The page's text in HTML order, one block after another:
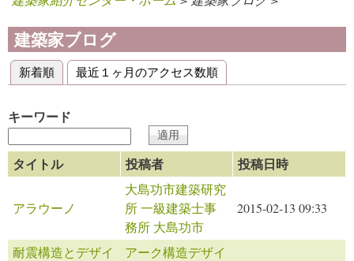
建築家ブログ
プライマリータブ
新着順 (アクティブなタブ)
最近１ヶ月のアクセス数順
キーワード
タイトル 投稿者 投稿日時
アラウーノ
大島功市建築研究
所 一級建築士事
務所 大島功市
2015-02-13 09:33
耐震構造とデザイ
アーク構造デザイ